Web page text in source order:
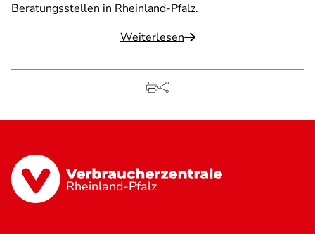
Beratungsstellen in Rheinland-Pfalz.
Weiterlesen
Rheinland-Pfalz